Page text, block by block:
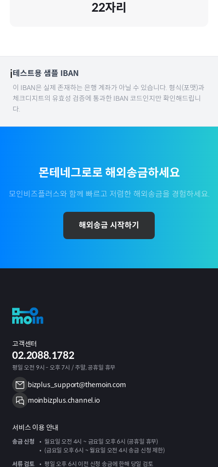
22자리
ℹ️테스트용 샘플 IBAN
이 IBAN은 실제 존재하는 은행 계좌가 아닐 수 있습니다. 형식(포맷)과
체크디지트의 유효성 검증에 통과한 IBAN 코드인지만 확인해드립니
다.
몬테네그로로 해외송금하세요
모인비즈플러스와 함께 빠르고 저렴한 해외송금을 경험하세요.
해외송금 시작하기
고객센터
02.2088.1782
평일 오전 9시 - 오후 7시 / 주말, 공휴일 휴무
bizplus_support@themoin.com
moinbizplus.channel.io
서비스 이용 안내
송금 신청
월요일 오전 4시 ~ 금요일 오후 6시 (공휴일 휴무)
(금요일 오후 6시 ~ 월요일 오전 4시 송금 신청 제한)
서류 검토
평일 오후 6시 이전 신청 송금에 한해 당일 검토